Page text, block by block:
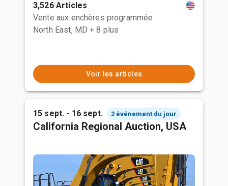
3,526 Articles
Vente aux enchères programmée
North East, MD + 8 plus
Voir les articles
15 sept. - 16 sept. 2 événement du jour
California Regional Auction, USA